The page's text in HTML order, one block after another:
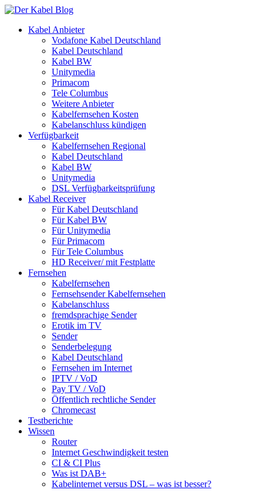
Kabel Anbieter
Vodafone Kabel Deutschland
Kabel Deutschland
Kabel BW
Unitymedia
Primacom
Tele Columbus
Weitere Anbieter
Kabelfernsehen Kosten
Kabelanschluss kündigen
Verfügbarkeit
Kabelfernsehen Regional
Kabel Deutschland
Kabel BW
Unitymedia
DSL Verfügbarkeitsprüfung
Kabel Receiver
Für Kabel Deutschland
Für Kabel BW
Für Unitymedia
Für Primacom
Für Tele Columbus
HD Receiver/ mit Festplatte
Fernsehen
Kabelfernsehen
Fernsehsender Kabelfernsehen
Kabelanschluss
fremdsprachige Sender
Erotik im TV
Sender
Senderbelegung
Kabel Deutschland
Fernsehen im Internet
IPTV / VoD
Pay TV / VoD
Öffentlich rechtliche Sender
Chromecast
Testberichte
Wissen
Router
Internet Geschwindigkeit testen
CI & CI Plus
Was ist DAB+
Kabelinternet versus DSL – was ist besser?